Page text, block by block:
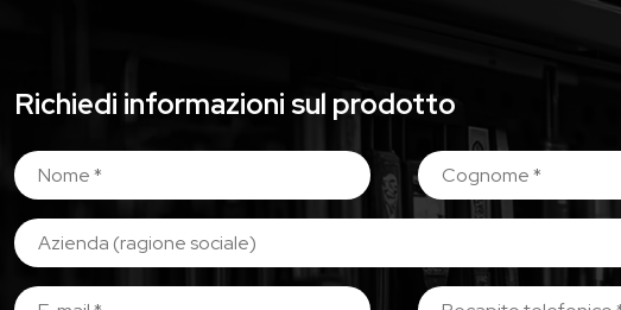
Richiedi informazioni sul prodotto